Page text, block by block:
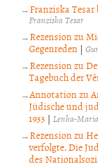
Franziska
Franziska Tesar
Rezension zu
Gegenreden |
Rezension zu
Tagebuch der
Annotation zu
Jüdische und
1933 | Lenka-
Rezension zu
verfolgte. Die
des